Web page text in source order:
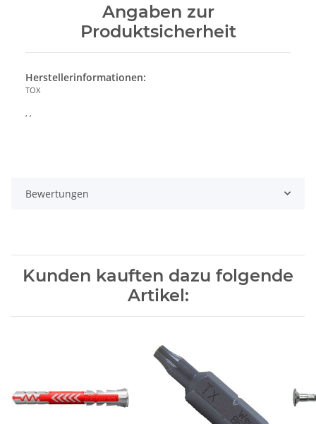
Angaben zur
Produktsicherheit
Herstellerinformationen:
TOX
Bewertungen
Kunden kauften dazu folgende
Artikel: